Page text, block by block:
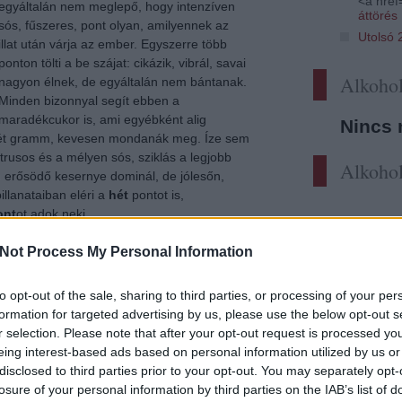
Process My Personal Information
opt-out of the sale, sharing to third parties, or processing of your
for targeted advertising by us, please use the below opt-out
selection. Please note that after your opt-out request is processed
interest-based ads based on personal information utilized by us
to third parties prior to your opt-out. You may separately
of your personal information by third parties on the IAB’s list of
áttörés
Utolsó
Nincs
nem meglepő, hogy intenzíven
fűszeres, pont olyan, amilyennek az
illat után várja az ember. Egyszerre több
ponton tölti a be szájat: cikázik, vibrál, savai
nagyon élnek, de egyáltalán nem bántanak.
Minden bizonnyal segít ebben a
maradékcukor is, ami egyébként alig
gramm, kevesen mondanák meg. Íze sem
és a mélyen sós, sziklás a legjobb
kesernye dominál, de jólesőn,
eléri a hét pontot is,
ot adok neki.
is nekem jutott, hadd kérdezzem
Karácsony után és mit tervez borilag az
Tetszik 0
hatpontos ötpontos hétpontos rajnai rizling